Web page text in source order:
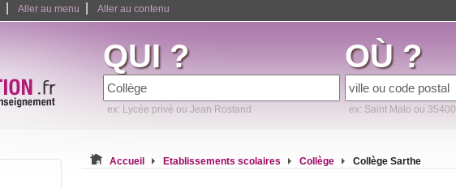
Aller au menu Aller au contenu
QUI ?
ex: Lycée privé ou Jean Rostand
OÙ ?
ex: Saint Malo ou 35400
Accueil Etablissements scolaires Collège Collège Sarthe